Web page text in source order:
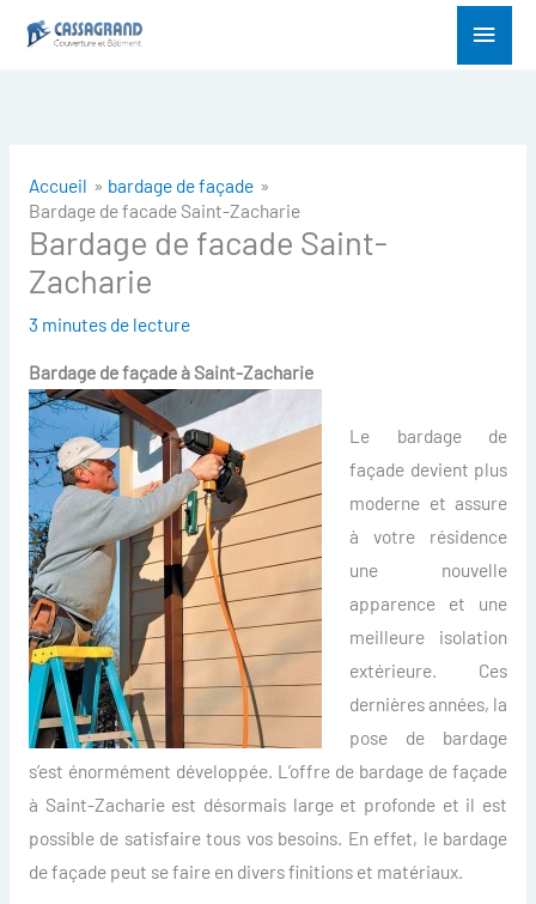
Menu
Accueil
bardage de façade
Bardage de facade Saint-Zacharie
Bardage de facade Saint-
Zacharie
3 minutes de lecture
Bardage de façade à Saint-Zacharie
Le bardage de
façade devient plus
moderne et assure
à votre résidence
une nouvelle
apparence et une
meilleure isolation
extérieure. Ces
dernières années, la
pose de bardage
s’est énormément développée. L’offre de bardage de façade
à Saint-Zacharie est désormais large et profonde et il est
possible de satisfaire tous vos besoins. En effet, le bardage
de façade peut se faire en divers finitions et matériaux.